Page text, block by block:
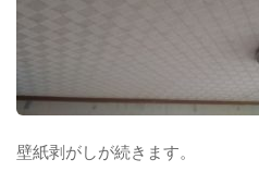
壁紙剥がしが続きます。